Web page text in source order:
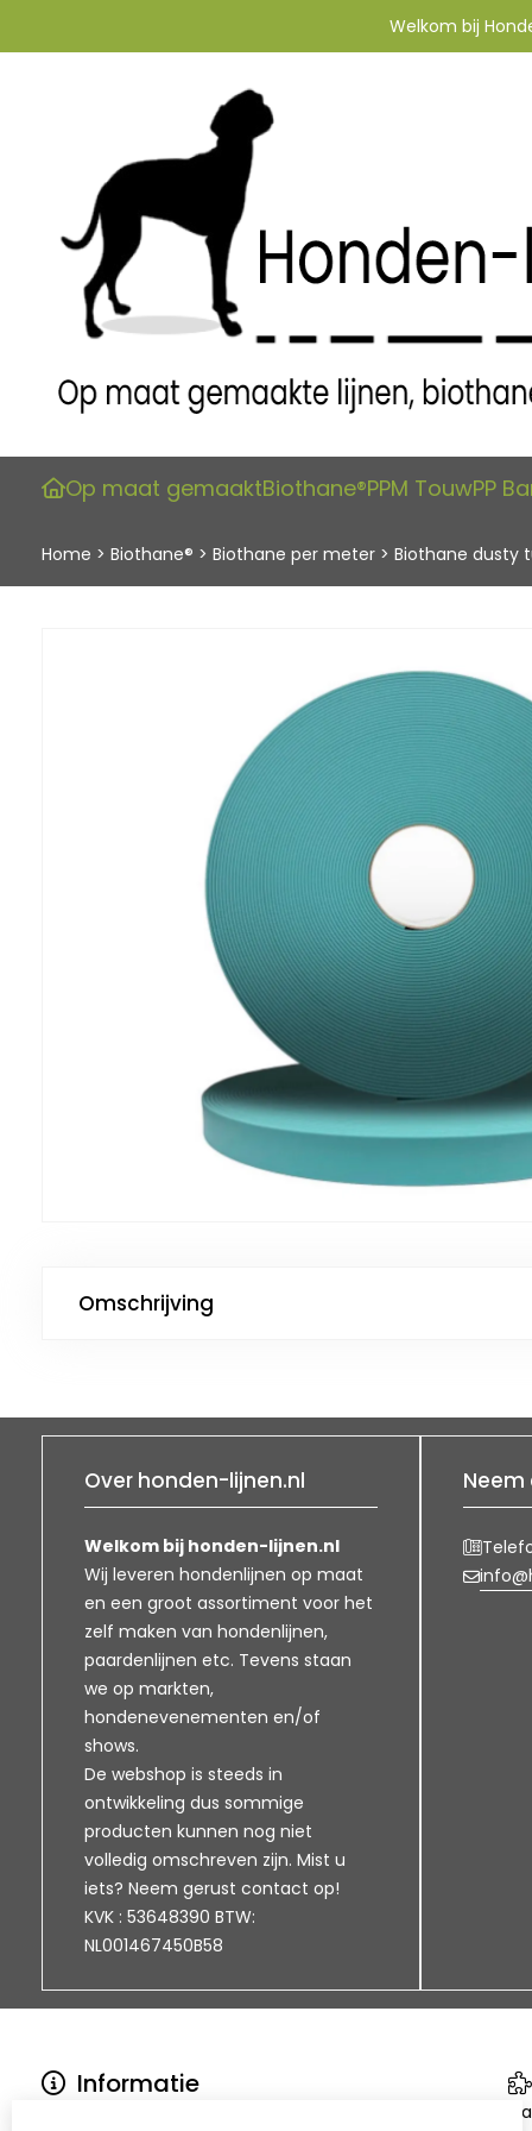
Welkom bij
Op maat gemaaktBiothane®PPM TouwPP
Home > Biothane® > Biothane per meter > Biothane dusty
Omschrijving
Over honden-lijnen.nl
Welkom bij honden-lijnen.nl
Wij leveren hondenlijnen op maat
en een groot assortiment voor het
zelf maken van hondenlijnen,
paardenlijnen etc. Tevens staan
we op markten,
hondenevenementen en/of
shows.
De webshop is steeds in
ontwikkeling dus sommige
producten kunnen nog niet
volledig omschreven zijn. Mist u
iets? Neem gerust contact op!
KVK : 53648390 BTW:
NL001467450B58
Informatie